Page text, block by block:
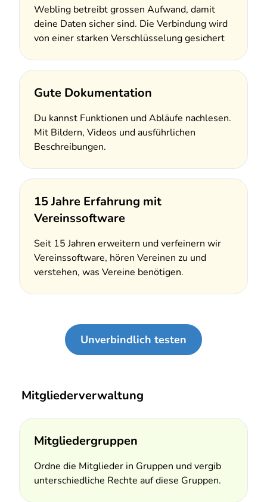
Webling betreibt grossen Aufwand, damit
deine Daten sicher sind. Die Verbindung wird
von einer starken Verschlüsselung gesichert
Gute Dokumentation
Du kannst Funktionen und Abläufe nachlesen.
Mit Bildern, Videos und ausführlichen
Beschreibungen.
15 Jahre Erfahrung mit
Vereinssoftware
Seit 15 Jahren erweitern und verfeinern wir
Vereinssoftware, hören Vereinen zu und
verstehen, was Vereine benötigen.
Unverbindlich testen
Mitgliederverwaltung
Mitgliedergruppen
Ordne die Mitglieder in Gruppen und vergib
unterschiedliche Rechte auf diese Gruppen.